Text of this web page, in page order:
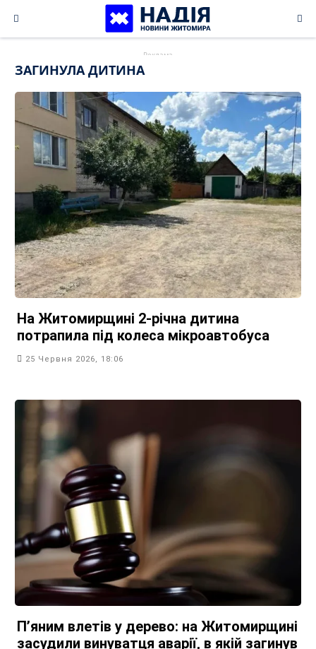
content
ЗАГИНУЛА ДИТИНА
На Житомирщині 2-річна дитина
потрапила під колеса мікроавтобуса
25 Червня 2026, 18:06
П’яним влетів у дерево: на Житомирщині
засудили винуватця аварії, в якій загинув